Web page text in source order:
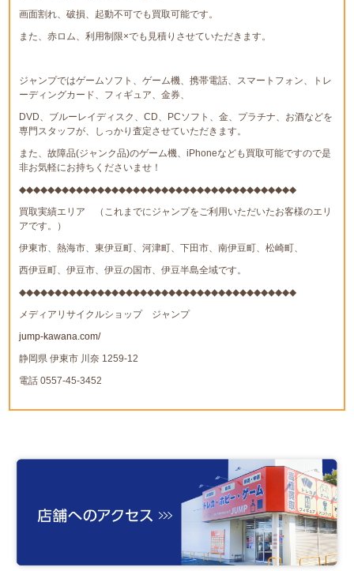
画面割れ、破損、起動不可でも買取可能です。
また、赤ロム、利用制限×でも見積りさせていただきます。
ジャンプではゲームソフト、ゲーム機、携帯電話、スマートフォン、トレ
ーディングカード、フィギュア、金券、
DVD、ブルーレイディスク、CD、PCソフト、金、プラチナ、お酒などを
専門スタッフが、しっかり査定させていただきます。
また、故障品(ジャンク品)のゲーム機、iPhoneなども買取可能ですので是
非お気軽にお持ちくださいませ！
◆◆◆◆◆◆◆◆◆◆◆◆◆◆◆◆◆◆◆◆◆◆◆◆◆◆◆◆◆◆◆◆◆◆◆◆◆◆◆
買取実績エリア （これまでにジャンプをご利用いただいたお客様のエリ
アです。）
伊東市、熱海市、東伊豆町、河津町、下田市、南伊豆町、松崎町、
西伊豆町、伊豆市、伊豆の国市、伊豆半島全域です。
◆◆◆◆◆◆◆◆◆◆◆◆◆◆◆◆◆◆◆◆◆◆◆◆◆◆◆◆◆◆◆◆◆◆◆◆◆◆◆
メディアリサイクルショップ ジャンプ
jump-kawana.com/
静岡県 伊東市 川奈 1259-12
電話 0557-45-3452